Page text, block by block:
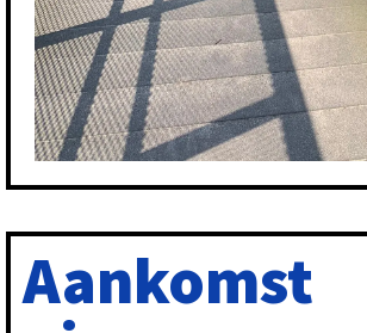
Aankomst